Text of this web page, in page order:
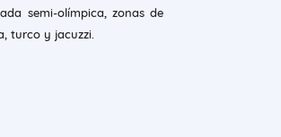
semi-olímpica, zonas de
turco y jacuzzi.